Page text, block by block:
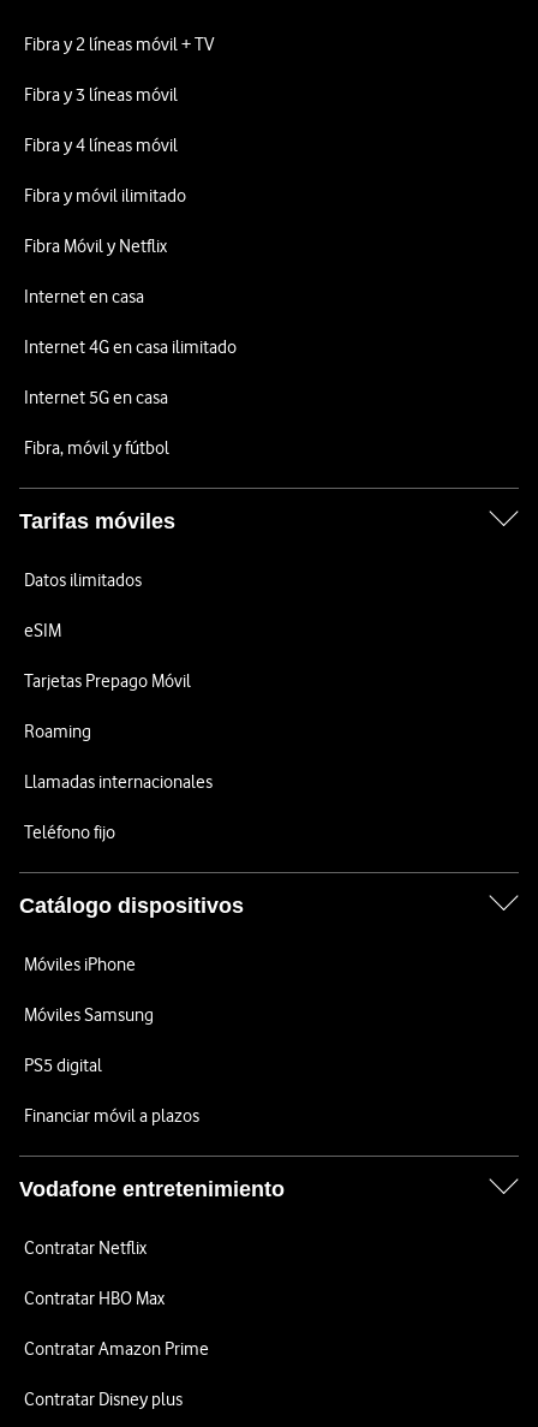
Fibra y 2 líneas móvil + TV
Fibra y 3 líneas móvil
Fibra y 4 líneas móvil
Fibra y móvil ilimitado
Fibra Móvil y Netflix
Internet en casa
Internet 4G en casa ilimitado
Internet 5G en casa
Fibra, móvil y fútbol
Tarifas móviles
Datos ilimitados
eSIM
Tarjetas Prepago Móvil
Roaming
Llamadas internacionales
Teléfono fijo
Catálogo dispositivos
Móviles iPhone
Móviles Samsung
PS5 digital
Financiar móvil a plazos
Vodafone entretenimiento
Contratar Netflix
Contratar HBO Max
Contratar Amazon Prime
Contratar Disney plus